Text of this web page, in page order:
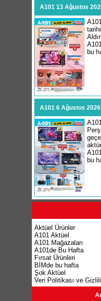
A101 13 Ağustos
bu
A101 6 Ağustos
bu
Aktüel Ürünler
A101 Aktüel
A101 Mağazaları
A101de Bu Hafta
Fırsat Ürünleri
BİMde bu hafta
Şok Aktüel
Veri Politikası ve